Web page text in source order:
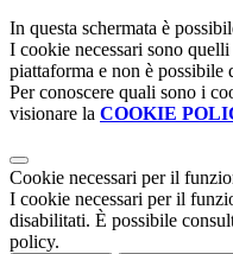
In questa schermata è
I cookie necessari sono
piattaforma e non è possibile
Per conoscere quali sono i
visionare la COOKIE
Cookie necessari per il
I cookie necessari per il
disabilitati. È possibile
policy.